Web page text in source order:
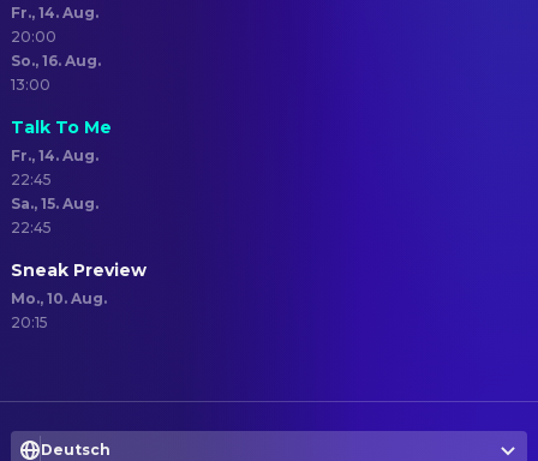
Fr., 14. Aug.
20:00
So., 16. Aug.
13:00
Talk To Me
Fr., 14. Aug.
22:45
Sa., 15. Aug.
22:45
Sneak Preview
Mo., 10. Aug.
20:15
Deutsch